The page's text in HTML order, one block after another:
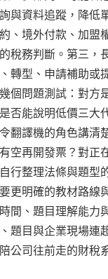
與資料追蹤，降低
、境外付款、加盟
稅務判斷。第三，
轉型、申請補助或
個問題測試：對方
否能說明低價三大
翻譯機的角色講清
空再開發票？對正
行整理法條與題型
更明確的教材路線
間、題目理解能力
題目與企業現場連
公司往前走的財稅